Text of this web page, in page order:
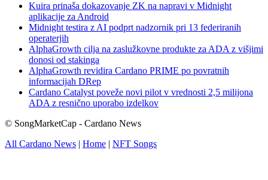
Kuira prinaša dokazovanje ZK na napravi v Midnight
aplikacije za Android
Midnight testira z AI podprt nadzornik pri 13 federiranih
operaterjih
AlphaGrowth cilja na zaslužkovne produkte za ADA z višjimi
donosi od stakinga
AlphaGrowth revidira Cardano PRIME po povratnih
informacijah DRep
Cardano Catalyst poveže novi pilot v vrednosti 2,5 milijona
ADA z resnično uporabo izdelkov
© SongMarketCap - Cardano News
All Cardano News | Home | NFT Songs